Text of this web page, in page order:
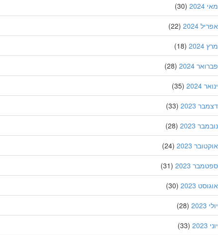
(30)
2024
(22)
(18)
2024
(28)
2024
(35)
2023
(33)
2023
(28)
2023
(24)
2023
(31)
2023
(30)
(28)
(33)